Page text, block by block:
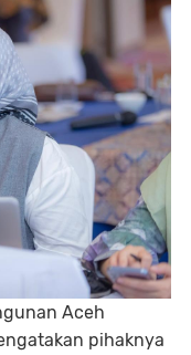
Aceh
pihaknya